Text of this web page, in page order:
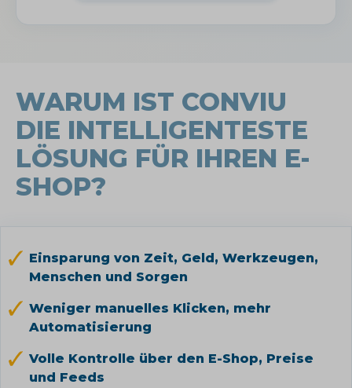
WARUM IST CONVIU
DIE INTELLIGENTESTE
LÖSUNG FÜR IHREN E-
SHOP?
Einsparung von Zeit, Geld, Werkzeugen,
Menschen und Sorgen
Weniger manuelles Klicken, mehr
Automatisierung
Volle Kontrolle über den E-Shop, Preise
und Feeds